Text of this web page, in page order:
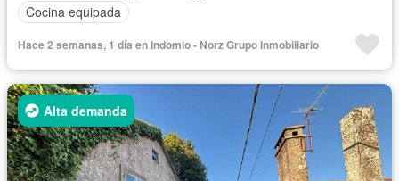
Cocina equipada
Hace 2 semanas, 1 día en Indomio - Norz Grupo Inmobiliario
Alta demanda